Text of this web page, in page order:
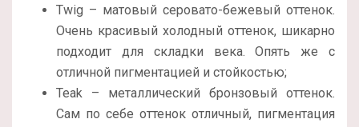
Twig – матовый серовато-бежевый оттенок.
Очень красивый холодный оттенок, шикарно
подходит для складки века. Опять же с
отличной пигментацией и стойкостью;
Teak – металлический бронзовый оттенок.
Сам по себе оттенок отличный, пигментация